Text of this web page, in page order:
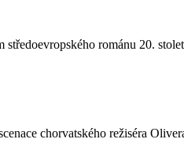
románu 20.
chorvatského režiséra